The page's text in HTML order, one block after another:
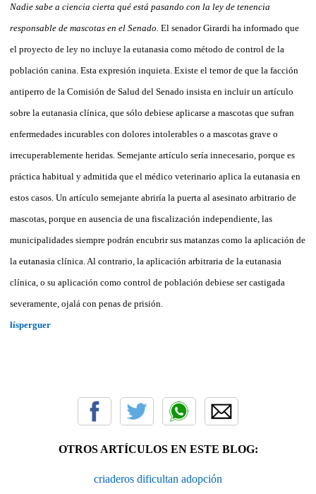
Nadie sabe a ciencia cierta qué está pasando con la ley de tenencia
responsable de mascotas en el Senado. El senador Girardi ha informado que
el proyecto de ley no incluye la eutanasia como método de control de la
población canina. Esta expresión inquieta. Existe el temor de que la facción
antiperro de la Comisión de Salud del Senado insista en incluir un artículo
sobre la eutanasia clínica, que sólo debiese aplicarse a mascotas que sufran
enfermedades incurables con dolores intolerables o a mascotas grave o
irrecuperablemente heridas. Semejante artículo sería innecesario, porque es
práctica habitual y admitida que el médico veterinario aplica la eutanasia en
estos casos. Un artículo semejante abriría la puerta al asesinato arbitrario de
mascotas, porque en ausencia de una fiscalización independiente, las
municipalidades siempre podrán encubrir sus matanzas como la aplicación de
la eutanasia clínica. Al contrario, la aplicación arbitraria de la eutanasia
clínica, o su aplicación como control de población debiese ser castigada
severamente, ojalá con penas de prisión.
lísperguer
OTROS ARTÍCULOS EN ESTE BLOG:
criaderos dificultan adopción